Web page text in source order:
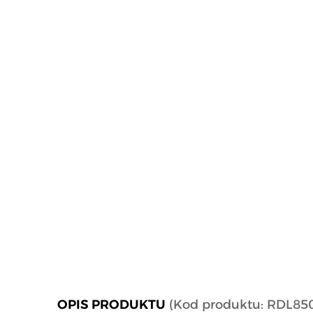
OPIS PRODUKTU (Kod produktu: